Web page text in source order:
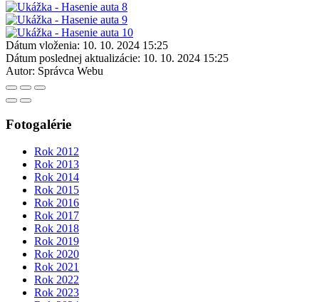
Dátum vloženia: 10. 10. 2024 15:25
Dátum poslednej aktualizácie: 10. 10. 2024 15:25
Autor: Správca Webu
Fotogalérie
Rok 2012
Rok 2013
Rok 2014
Rok 2015
Rok 2016
Rok 2017
Rok 2018
Rok 2019
Rok 2020
Rok 2021
Rok 2022
Rok 2023